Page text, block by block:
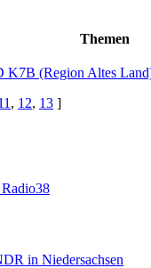
Themen
(Region Altes
, 12, 13 ]
in Niedersachsen